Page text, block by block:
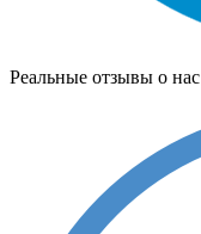
Реальные отзывы о нас